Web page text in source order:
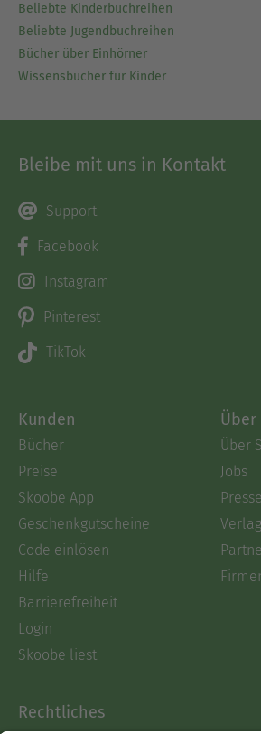
Beliebte Kinderbuchreihen
Beliebte Jugendbuchreihen
Bücher über Einhörner
Wissensbücher für Kinder
Bleibe mit uns in Kontakt
Support
Facebook
Instagram
Pinterest
TikTok
Kunden
Bücher
Preise
Skoobe App
Geschenkgutscheine
Code einlösen
Hilfe
Barrierefreiheit
Login
Skoobe liest
Über
Über
Jobs
Presse
Rechtliches